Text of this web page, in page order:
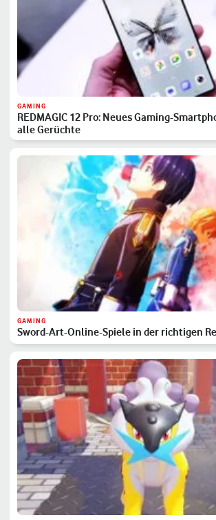
GAMING
REDMAGIC 12 Pro: Neues Gaming-
alle Gerüchte
GAMING
Sword-Art-Online-Spiele in der richtigen